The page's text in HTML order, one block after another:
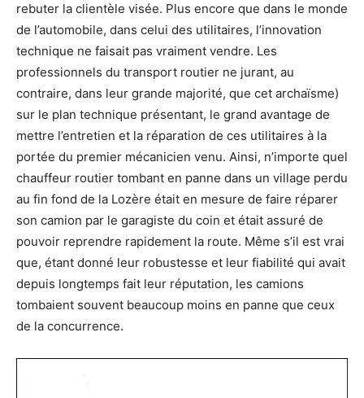
rebuter la clientèle visée. Plus encore que dans le monde
de l’automobile, dans celui des utilitaires, l’innovation
technique ne faisait pas vraiment vendre. Les
professionnels du transport routier ne jurant, au
contraire, dans leur grande majorité, que cet archaïsme)
sur le plan technique présentant, le grand avantage de
mettre l’entretien et la réparation de ces utilitaires à la
portée du premier mécanicien venu. Ainsi, n’importe quel
chauffeur routier tombant en panne dans un village perdu
au fin fond de la Lozère était en mesure de faire réparer
son camion par le garagiste du coin et était assuré de
pouvoir reprendre rapidement la route. Même s’il est vrai
que, étant donné leur robustesse et leur fiabilité qui avait
depuis longtemps fait leur réputation, les camions
tombaient souvent beaucoup moins en panne que ceux
de la concurrence.